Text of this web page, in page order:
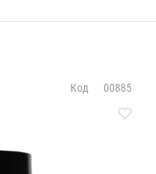
Код 00885